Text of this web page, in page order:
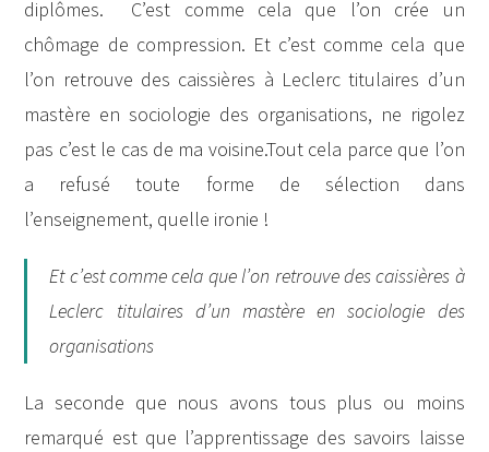
diplômes. C’est comme cela que l’on crée un
chômage de compression. Et c’est comme cela que
l’on retrouve des caissières à Leclerc titulaires d’un
mastère en sociologie des organisations, ne rigolez
pas c’est le cas de ma voisine.Tout cela parce que l’on
a refusé toute forme de sélection dans
l’enseignement, quelle ironie !
Et c’est comme cela que l’on retrouve des caissières à
Leclerc titulaires d’un mastère en sociologie des
organisations
La seconde que nous avons tous plus ou moins
remarqué est que l’apprentissage des savoirs laisse